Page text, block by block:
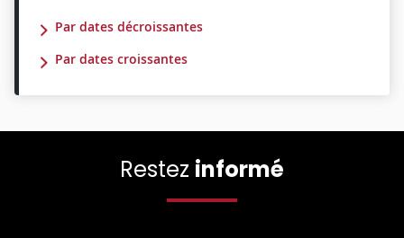
Par dates décroissantes
Par dates croissantes
Restez informé